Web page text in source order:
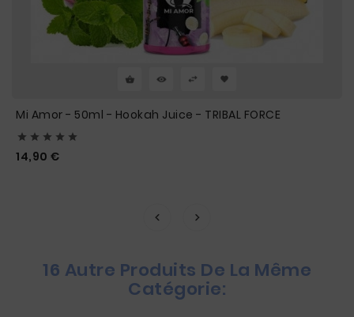
Mi Amor - 50ml - Hookah Juice - TRIBAL FORCE
    
14,90 €
16 Autre Produits De La Même
Catégorie: